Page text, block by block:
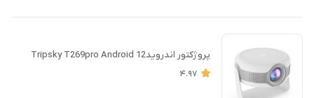
پروژکتور اندرویدTripsky T269pro Android 12
4.97